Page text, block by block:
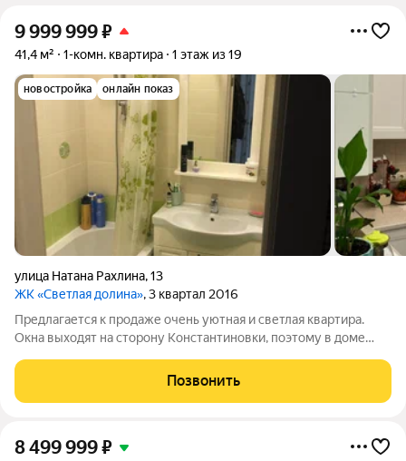
9 999 999₽
41,4 м² 1-комн. квартира 1 этаж из 19
новостройка онлайн показ
улица Натана Рахлина,13
ЖК «Светлая долина», 3 квартал 2016
Предлагается к продаже очень уютная и светлая квартира.
Окна выходят на сторону Константиновки, поэтому в доме
всегда тепло и хорошее естественное освещение. Сделан
хороший евроремонт. В
Позвонить
8 499 999₽